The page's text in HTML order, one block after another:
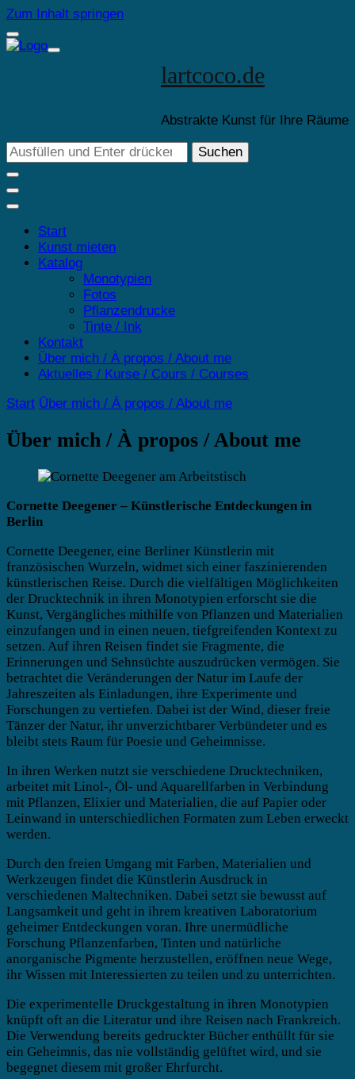
Zum Inhalt springen
lartcoco.de
Abstrakte Kunst für Ihre Räume
Suchst
du
nach
etwas?
Start
Kunst mieten
Katalog
Monotypien
Fotos
Pflanzendrucke
Tinte / Ink
Kontakt
Über mich / À propos / About me
Aktuelles / Kurse / Cours / Courses
Start Über mich / À propos / About me
Über mich / À propos / About me
Cornette Deegener – Künstlerische Entdeckungen in
Berlin
Cornette Deegener, eine Berliner Künstlerin mit
französischen Wurzeln, widmet sich einer faszinierenden
künstlerischen Reise. Durch die vielfältigen Möglichkeiten
der Drucktechnik in ihren Monotypien erforscht sie die
Kunst, Vergängliches mithilfe von Pflanzen und Materialien
einzufangen und in einen neuen, tiefgreifenden Kontext zu
setzen. Auf ihren Reisen findet sie Fragmente, die
Erinnerungen und Sehnsüchte auszudrücken vermögen. Sie
betrachtet die Veränderungen der Natur im Laufe der
Jahreszeiten als Einladungen, ihre Experimente und
Forschungen zu vertiefen. Dabei ist der Wind, dieser freie
Tänzer der Natur, ihr unverzichtbarer Verbündeter und es
bleibt stets Raum für Poesie und Geheimnisse.
In ihren Werken nutzt sie verschiedene Drucktechniken,
arbeitet mit Linol-, Öl- und Aquarellfarben in Verbindung
mit Pflanzen, Elixier und Materialien, die auf Papier oder
Leinwand in unterschiedlichen Formaten zum Leben erweckt
werden.
Durch den freien Umgang mit Farben, Materialien und
Werkzeugen findet die Künstlerin Ausdruck in
verschiedenen Maltechniken. Dabei setzt sie bewusst auf
Langsamkeit und geht in ihrem kreativen Laboratorium
geheimer Entdeckungen voran. Ihre unermüdliche
Forschung Pflanzenfarben, Tinten und natürliche
anorganische Pigmente herzustellen, eröffnen neue Wege,
ihr Wissen mit Interessierten zu teilen und zu unterrichten.
Die experimentelle Druckgestaltung in ihren Monotypien
knüpft oft an die Literatur und ihre Reisen nach Frankreich.
Die Verwendung bereits gedruckter Bücher enthüllt für sie
ein Geheimnis, das nie vollständig gelüftet wird, und sie
begegnet diesem mit großer Ehrfurcht.